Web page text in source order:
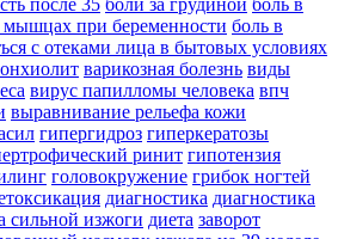
мышцах при беременности боль в
с отеками лица в бытовых условиях
варикозная болезнь виды
вирус папилломы человека впч
выравнивание рельефа кожи
гипергидроз гиперкератозы
ринит гипотензия
головокружение грибок ногтей
диагностика диагностика
сильной изжоги диета заворот